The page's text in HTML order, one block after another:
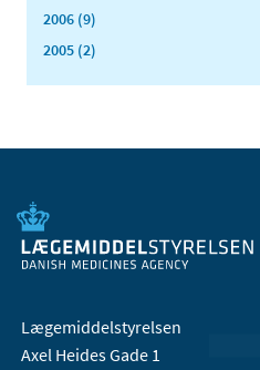
2006 (9)
2005 (2)
Lægemiddelstyrelsen
Axel Heides Gade 1